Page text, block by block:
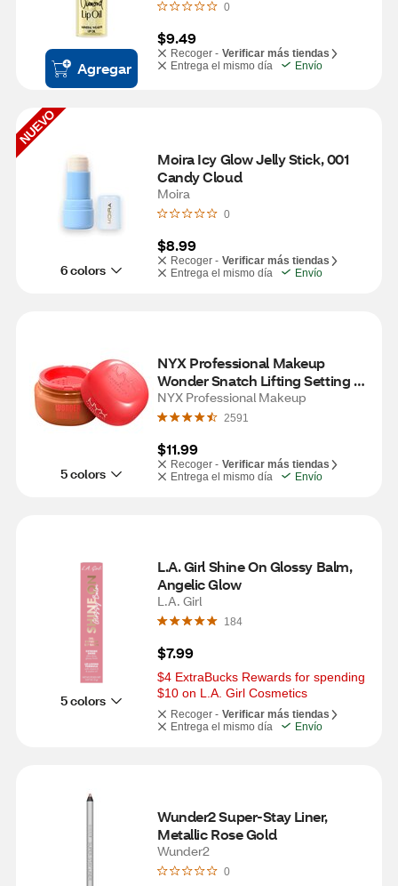
Agregar
0
$9.49
Recoger - Verificar más tiendas
Entrega el mismo día
Envío
NUEVO
6 colors
Moira Icy Glow Jelly Stick, 001
Candy Cloud
Moira
0
$8.99
Recoger - Verificar más tiendas
Entrega el mismo día
Envío
5 colors
NYX Professional Makeup
Wonder Snatch Lifting Setting
Powder, Cinnamon Catch
NYX Professional Makeup
2591
$11.99
Recoger - Verificar más tiendas
Entrega el mismo día
Envío
5 colors
L.A. Girl Shine On Glossy Balm,
Angelic Glow
L.A. Girl
184
$7.99
$4 ExtraBucks Rewards for spending
$10 on L.A. Girl Cosmetics
Recoger - Verificar más tiendas
Entrega el mismo día
Envío
Wunder2 Super-Stay Liner,
Metallic Rose Gold
Wunder2
0